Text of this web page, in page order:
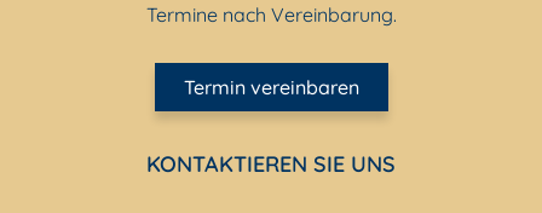
Termine nach Vereinbarung.
Termin vereinbaren
KONTAKTIEREN SIE UNS